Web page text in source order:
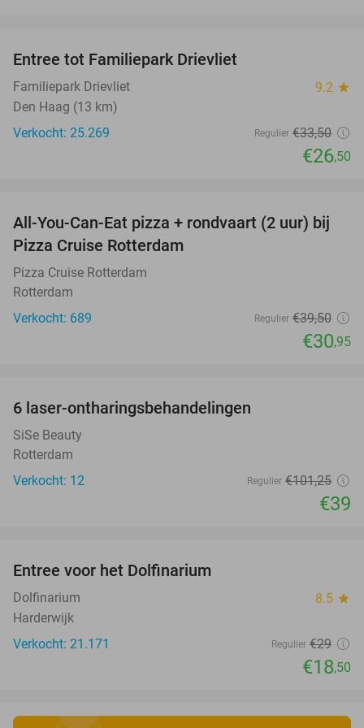
Entree tot Familiepark Drievliet
Familiepark Drievliet 9.2 star
Den Haag (13 km)
Verkocht: 25.269
Regulier €33,50
€26,50
22%
All-You-Can-Eat pizza + rondvaart (2 uur) bij
Pizza Cruise Rotterdam
Pizza Cruise Rotterdam
Rotterdam
Verkocht: 689
Regulier €39,50
€30,95
6 laser-ontharingsbehandelingen
SiSe Beauty
Rotterdam
Verkocht: 12
Regulier €101,25
€39
Entree voor het Dolfinarium
Dolfinarium 8.5 star
Harderwijk
Verkocht: 21.171
Regulier €29
€18,50